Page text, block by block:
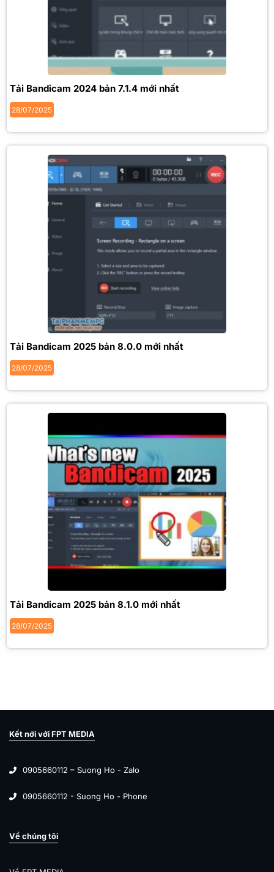
Tải Bandicam 2024 bản 7.1.4 mới nhất
28/07/2025
Tải Bandicam 2025 bản 8.0.0 mới nhất
28/07/2025
Tải Bandicam 2025 bản 8.1.0 mới nhất
28/07/2025
Kết nới với FPT MEDIA
0905660112 – Suong Ho - Zalo
0905660112 - Suong Ho - Phone
Về chúng tôi